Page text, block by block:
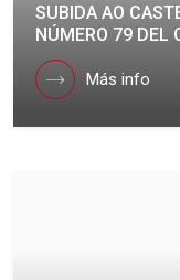
SUBIDA AO
NÚMERO 79 DEL
Más info